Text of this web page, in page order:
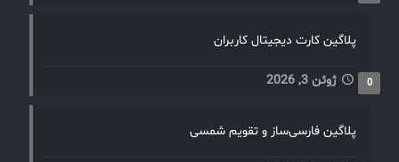
پلاگین کارت دیجیتال کاربران
ژوئن 3, 2026 0
پلاگین فارسی‌ساز و تقویم شمسی